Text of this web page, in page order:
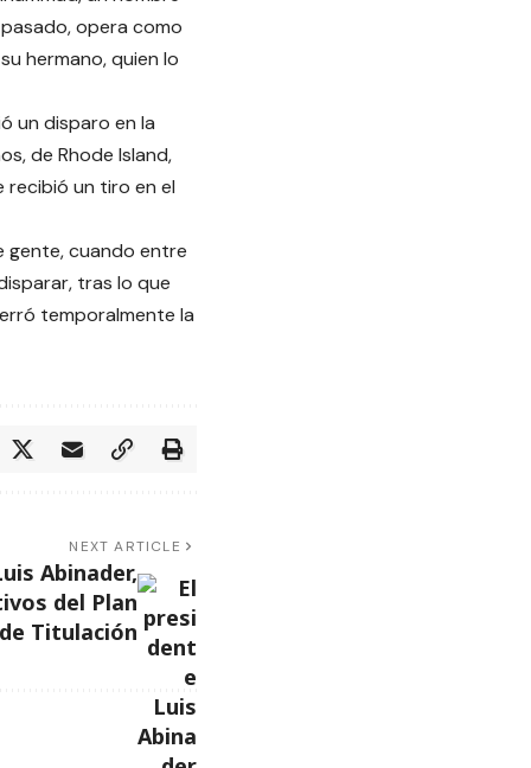
opera como
hermano, quien lo
un disparo en la
de Rhode Island,
recibió un tiro en el
gente, cuando entre
tras lo que
temporalmente la
NEXT ARTICLE
Abinader,
del Plan
Titulación